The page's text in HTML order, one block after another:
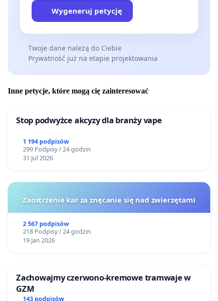
Wygeneruj petycję
Twoje dane należą do Ciebie
Prywatność już na etapie projektowania
Inne petycje, które mogą cię zainteresować
Stop podwyżce akcyzy dla branży vape
1 194 podpisów
299 Podpisy / 24 godzin
31 Jul 2026
Zaostrzenie kar za znęcanie się nad zwierzętami
2 567 podpisów
218 Podpisy / 24 godzin
19 Jan 2026
Zachowajmy czerwono-kremowe tramwaje w
GZM
143 podpisów